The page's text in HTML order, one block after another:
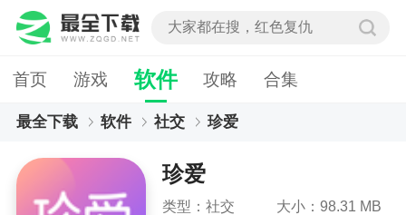
首页 游戏 软件 攻略 合集
最全下载 软件 社交 珍爱
珍爱
类型：社交
大小：98.31 MB